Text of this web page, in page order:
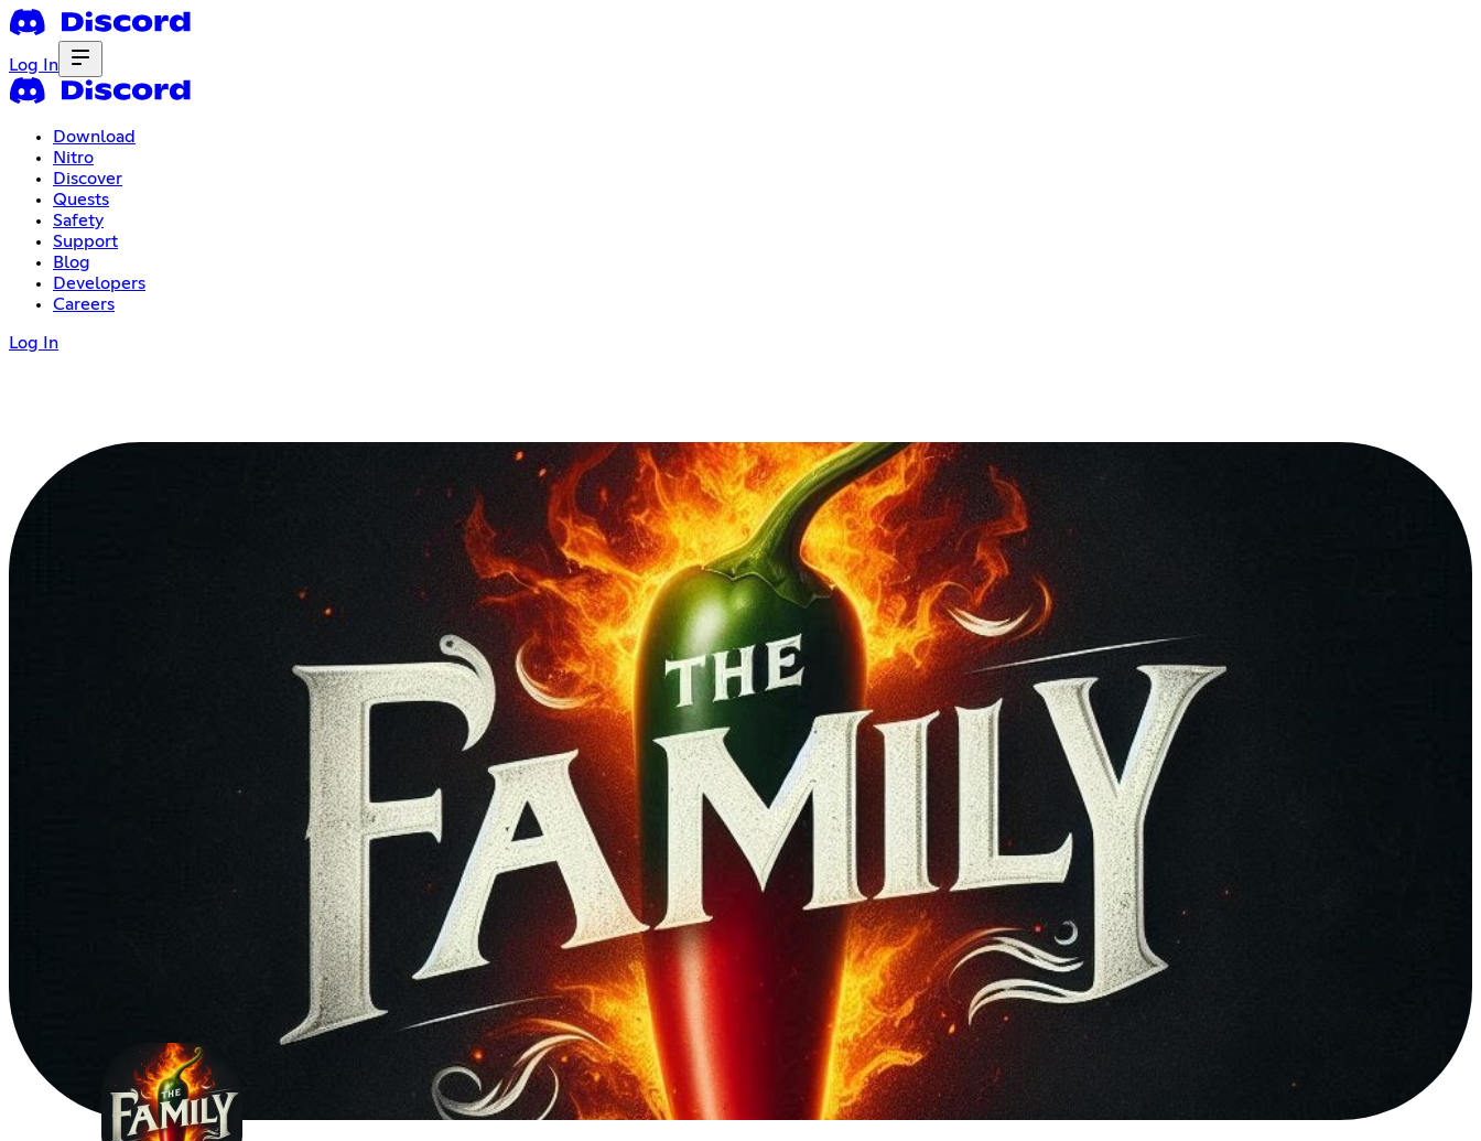
Log In
Download
Nitro
Discover
Quests
Safety
Support
Blog
Developers
Careers
Log In